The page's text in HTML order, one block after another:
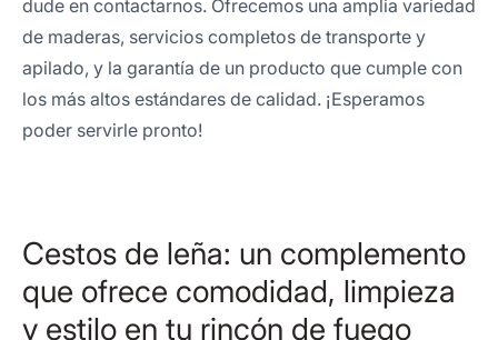
dude en contactarnos. Ofrecemos una amplia variedad
de maderas, servicios completos de transporte y
apilado, y la garantía de un producto que cumple con
los más altos estándares de calidad. ¡Esperamos
poder servirle pronto!
Cestos de leña: un complemento
que ofrece comodidad, limpieza
y estilo en tu rincón de fuego